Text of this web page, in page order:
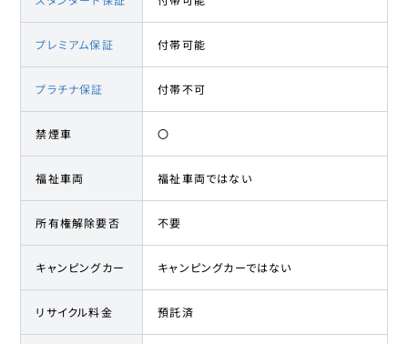
プレミアム保証 付帯可能
プラチナ保証 付帯不可
禁煙車 〇
福祉車両 福祉車両ではない
所有権解除要否 不要
キャンピングカー キャンピングカーではない
リサイクル料金 預託済